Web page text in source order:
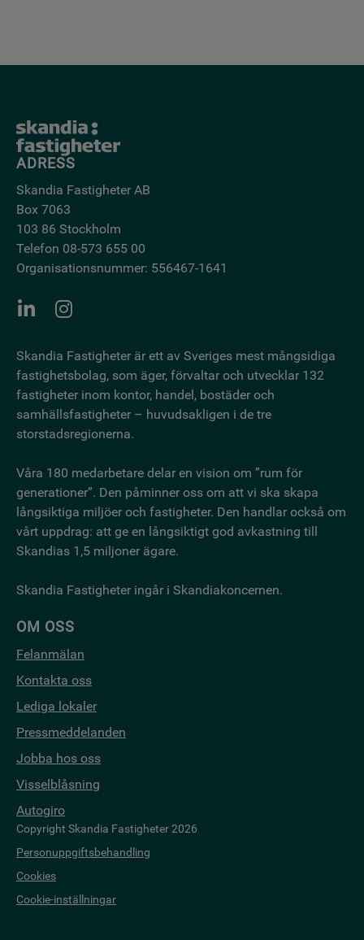
ADRESS
Skandia Fastigheter AB
Box 7063
103 86 Stockholm
Telefon 08-573 655 00
Organisationsnummer: 556467-1641
Skandia Fastigheter är ett av Sveriges mest mångsidiga
fastighetsbo­lag, som äger, förvaltar och utvecklar 132
fastigheter inom kontor, handel, bostäder och
samhällsfastigheter – huvudsakligen i de tre
storstadsregionerna.
Våra 180 medarbetare delar en vision om ”rum för
generationer”. Den påminner oss om att vi ska skapa
långsiktiga miljöer och fastigheter. Den handlar också om
vårt uppdrag: att ge en långsiktigt god avkastning till
Skandias 1,5 miljoner ägare.
Skandia Fastigheter ingår i Skandiakoncernen.
OM OSS
Felanmälan
Kontakta oss
Lediga lokaler
Pressmeddelanden
Jobba hos oss
Visselblåsning
Autogiro
Copyright Skandia Fastigheter 2026
Personuppgiftsbehandling
Cookies
Cookie-inställningar